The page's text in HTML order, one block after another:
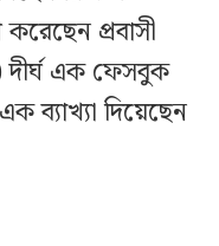
প্রবাসী
দীর্ঘ এক ফেসবুক
ব্যাখ্যা দিয়েছেন